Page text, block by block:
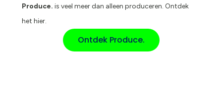
Produce. is veel meer dan alleen produceren. Ontdek
het hier.
Ontdek Produce.